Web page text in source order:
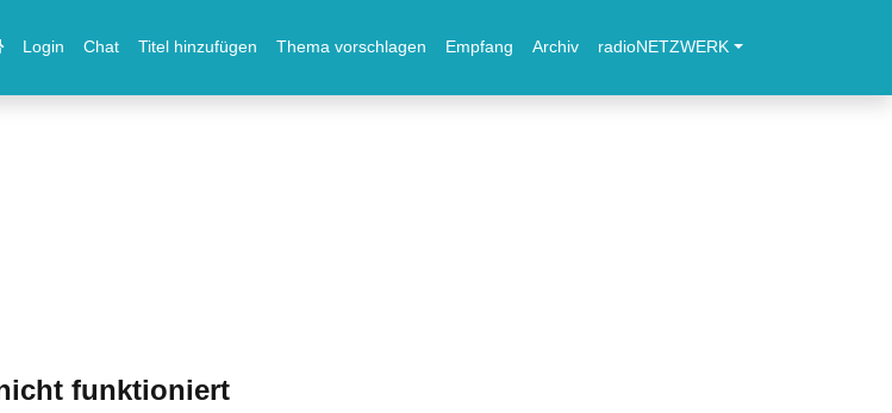
Login Chat Titel hinzufügen Thema vorschlagen Empfang Archiv radioNETZWERK
funktioniert